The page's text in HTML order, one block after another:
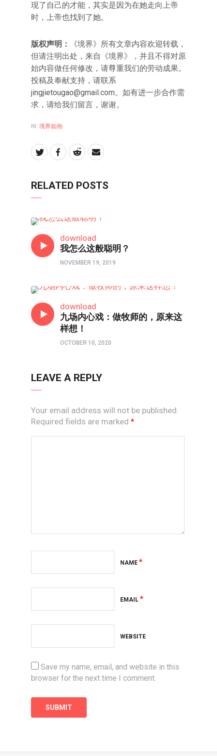
现了自己的才能，其实是因为在她走向上帝
时，上帝也找到了她。
版权声明：
《境界》所有文章内容欢迎转载，
但请注明出处，来自《境界》，并且不得对原
始内容做任何修改，请尊重我们的劳动成果。
投稿及奉献支持，请联系
jingjietougao@gmail.com。如有进一步合作需
求，请给我们留言，谢谢。
IN: 境界如画
RELATED POSTS
download
我怎么这般聪明？
NOVEMBER 19, 2019
download
九场内心戏：做牧师的，原来这
样想！
OCTOBER 10, 2020
LEAVE A REPLY
Your email address will not be published.
Required fields are marked *
NAME *
EMAIL *
WEBSITE
Save my name, email, and website in this
browser for the next time I comment.